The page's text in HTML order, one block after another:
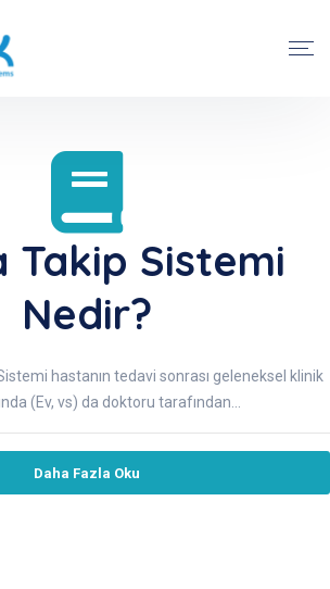
Takip Sistemi
Nedir?
hastanın tedavi sonrası geleneksel klinik
(Ev, vs) da doktoru tarafından...
Daha Fazla Oku